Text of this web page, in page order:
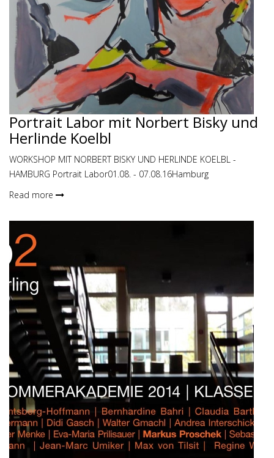
Portrait Labor mit Norbert Bisky und
Herlinde Koelbl
WORKSHOP MIT NORBERT BISKY UND HERLINDE KOELBL -
HAMBURG Portrait Labor01.08. - 07.08.16Hamburg
Read more